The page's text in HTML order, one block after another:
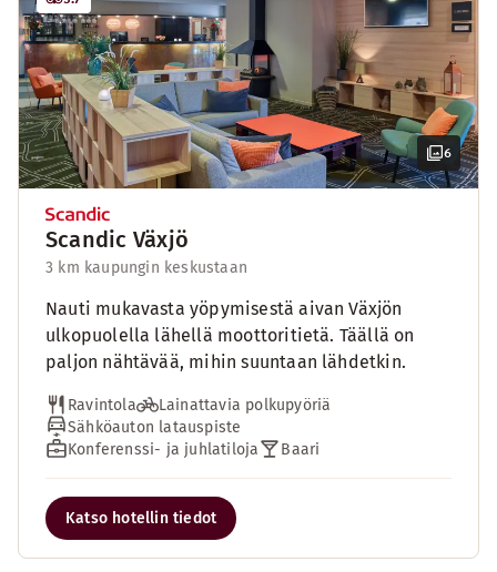
6
Scandic Växjö
3 km kaupungin keskustaan
Nauti mukavasta yöpymisestä aivan Växjön
ulkopuolella lähellä moottoritietä. Täällä on
paljon nähtävää, mihin suuntaan lähdetkin.
Ravintola
Lainattavia polkupyöriä
Sähköauton latauspiste
Konferenssi- ja juhlatiloja
Baari
Katso hotellin tiedot